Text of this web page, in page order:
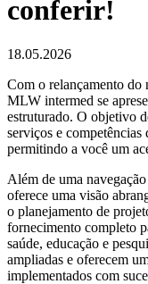
conferir!
18.05.2026
Com o relançamento do
MLW intermed se
estruturado. O objetivo
serviços e competências
permitindo a você um
Além de uma
oferece uma visão
o planejamento de
fornecimento completo
saúde, educação e
ampliadas e oferecem
implementados com